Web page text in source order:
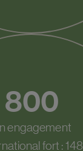
800
engagement
fort : 148